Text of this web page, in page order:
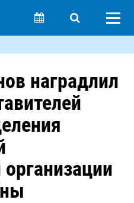
наградлил